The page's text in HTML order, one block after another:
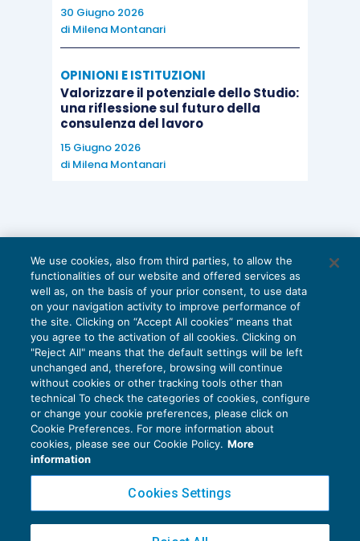
30 Giugno 2026
di Milena Montanari
OPINIONI E ISTITUZIONI
Valorizzare il potenziale dello Studio:
una riflessione sul futuro della
consulenza del lavoro
15 Giugno 2026
di Milena Montanari
Privacy Policy
Cookie Policy
Copyright 2016 ©Gruppo Euroconference S.p.A.v2.32.4
We use cookies, also from third parties, to allow the
functionalities of our website and offered services as
well as, on the basis of your prior consent, to use data
on your navigation activity to improve performance of
the site. Clicking on “Accept All cookies” means that
you agree to the activation of all cookies. Clicking on
"Reject All" means that the default settings will be left
unchanged and, therefore, browsing will continue
without cookies or other tracking tools other than
technical To check the categories of cookies, configure
or change your cookie preferences, please click on
Cookie Preferences. For more information about
cookies, please see our Cookie Policy. More
information
Cookies Settings